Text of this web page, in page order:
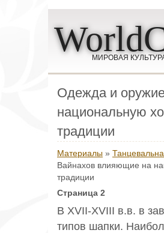
МИРОВАЯ
Одежда и
национальную
традиции
Материалы »
Вайнахов влияющие на
традиции
Страница 2
В XVII-XVIII в.в. в
типов шапки.